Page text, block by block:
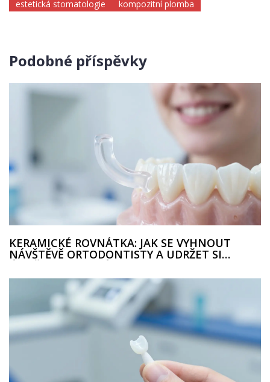
estetická stomatologie kompozitní plomba
Podobné příspěvky
KERAMICKÉ ROVNÁTKA: JAK SE VYHNOUT
NÁVŠTĚVĚ ORTODONTISTY A UDRŽET SI